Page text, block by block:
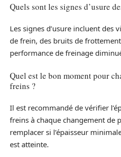
Quels sont les signes d’usure
Les signes d’usure incluent des
de frein, des bruits de
performance de freinage
Quel est le bon moment pour
freins ?
Il est recommandé de vérifier
freins à chaque changement de
remplacer si l’épaisseur
est atteinte.